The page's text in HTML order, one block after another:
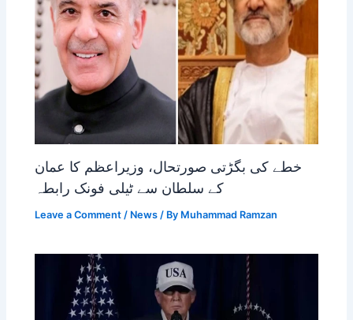
خطے کی بگڑتی صورتحال، وزیراعظم کا عمان
کے سلطان سے ٹیلی فونک رابطہ
Leave a Comment / News / By Muhammad Ramzan